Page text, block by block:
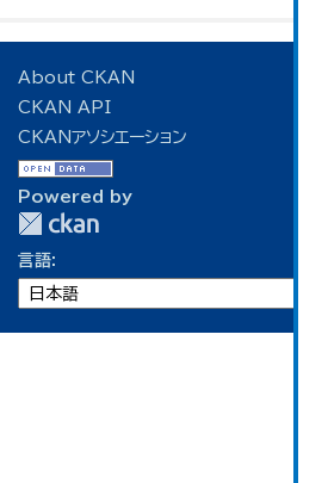
About CKAN
CKAN API
CKANアソシエーション
Powered by
言語